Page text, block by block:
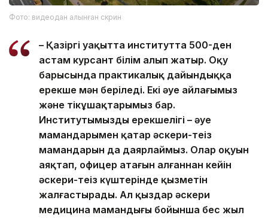
Фото: видеодан алынған скрин
– Қазіргі уақытта институтта 500-ден
астам курсант білім алып жатыр. Оқу
барысында практикалық дайындыққа
ерекше мән беріледі. Екі әуе айлағымыз
және тікұшақтарымыз бар.
Институтымыздың ерекшелігі – әуе
мамандарымен қатар әскери-теңіз
мамандарын да даярлаймыз. Олар оқуын
аяқтап, офицер атағын алғаннан кейін
әскери-теңіз күштерінде қызметін
жалғастырады. Ал қыздар әскери
медицина мамандығы бойынша бес жыл